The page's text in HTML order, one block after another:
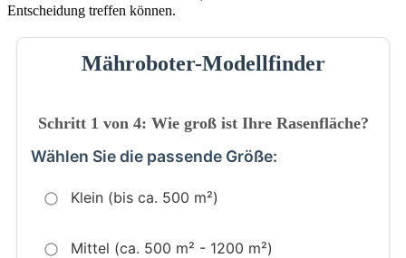
Entscheidung treffen können.
Mähroboter-Modellfinder
Schritt 1 von 4: Wie groß ist Ihre Rasenfläche?
Wählen Sie die passende Größe:
Klein (bis ca. 500 m²)
Mittel (ca. 500 m² - 1200 m²)